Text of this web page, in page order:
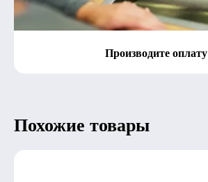
Производите оплату
Похожие товары